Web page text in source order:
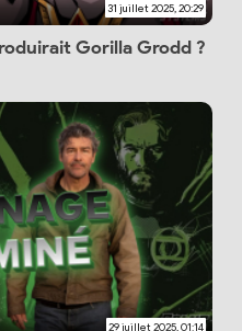
31 juillet 2025, 20:29
Gorilla Grodd ?
29 juillet 2025, 01:14